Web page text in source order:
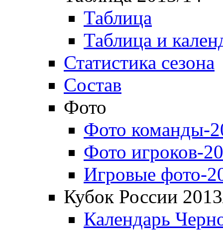
Таблица
Таблица и
Статистика сезона
Состав
Фото
Фото команды-
Фото игроков-
Игровые фото-
Кубок России
Календарь